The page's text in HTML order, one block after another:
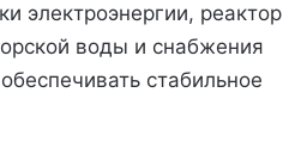
электроэнергии, реактор
воды и снабжения
стабильное